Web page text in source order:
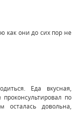
как они до сих пор не
Еда вкусная,
по
довольна,